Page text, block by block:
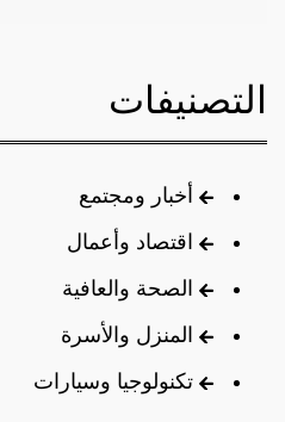
التصنيفات
أخبار ومجتمع
اقتصاد وأعمال
الصحة والعافية
المنزل والأسرة
تكنولوجيا وسيارات